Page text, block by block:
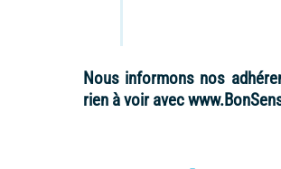
Nous informons nos
rien à voir avec